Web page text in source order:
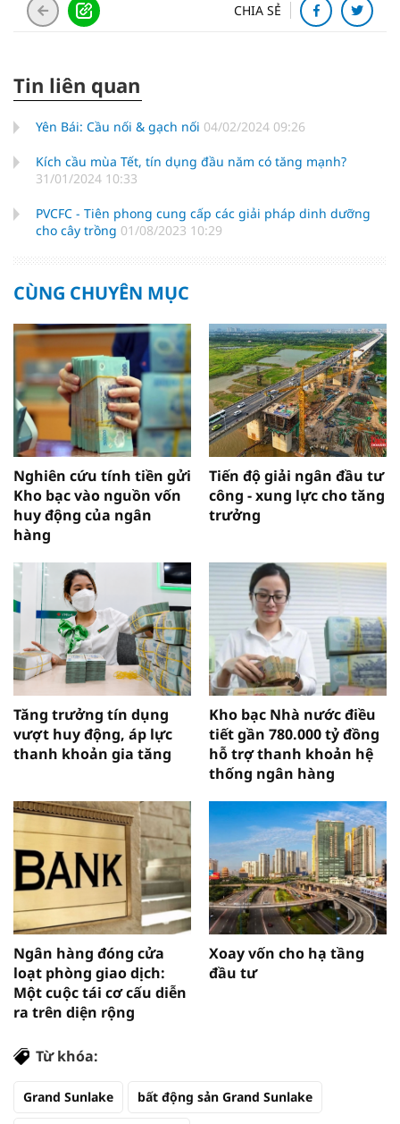
CHIA SẺ
Tin liên quan
Yên Bái: Cầu nối & gạch nối 04/02/2024 09:26
Kích cầu mùa Tết, tín dụng đầu năm có tăng mạnh?
31/01/2024 10:33
PVCFC - Tiên phong cung cấp các giải pháp dinh dưỡng
cho cây trồng 01/08/2023 10:29
CÙNG CHUYÊN MỤC
Nghiên cứu tính tiền gửi
Kho bạc vào nguồn vốn
huy động của ngân
hàng
Tiến độ giải ngân đầu tư
công - xung lực cho tăng
trưởng
Tăng trưởng tín dụng
vượt huy động, áp lực
thanh khoản gia tăng
Kho bạc Nhà nước điều
tiết gần 780.000 tỷ đồng
hỗ trợ thanh khoản hệ
thống ngân hàng
Ngân hàng đóng cửa
loạt phòng giao dịch:
Một cuộc tái cơ cấu diễn
ra trên diện rộng
Xoay vốn cho hạ tầng
đầu tư
Từ khóa:
Grand Sunlake bất động sản Grand Sunlake